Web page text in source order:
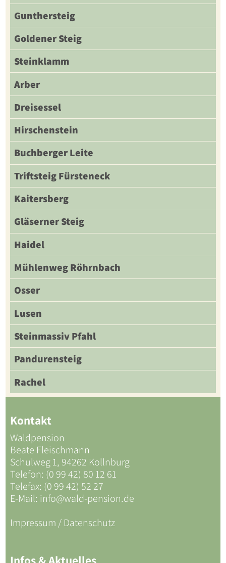
Gunthersteig
Goldener Steig
Steinklamm
Arber
Dreisessel
Hirschenstein
Buchberger Leite
Triftsteig Fürsteneck
Kaitersberg
Gläserner Steig
Haidel
Mühlenweg Röhrnbach
Osser
Lusen
Steinmassiv Pfahl
Pandurensteig
Rachel
Kontakt
Waldpension
Beate Fleischmann
Schulweg 1, 94262 Kollnburg
Telefon: (0 99 42) 80 12 61
Telefax: (0 99 42) 52 27
E-Mail: info@wald-pension.de
Impressum / Datenschutz